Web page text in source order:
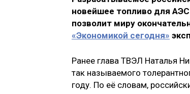
новейшее топливо для
позволит миру
«Экономикой сегодня»
Ранее глава ТВЭЛ Наталья
так называемого
году. По её словам,